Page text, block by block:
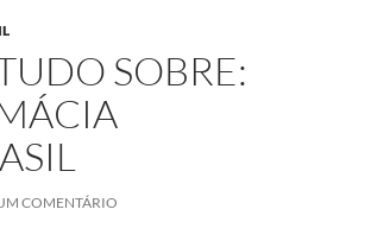
SOBRE:
COMENTÁRIO